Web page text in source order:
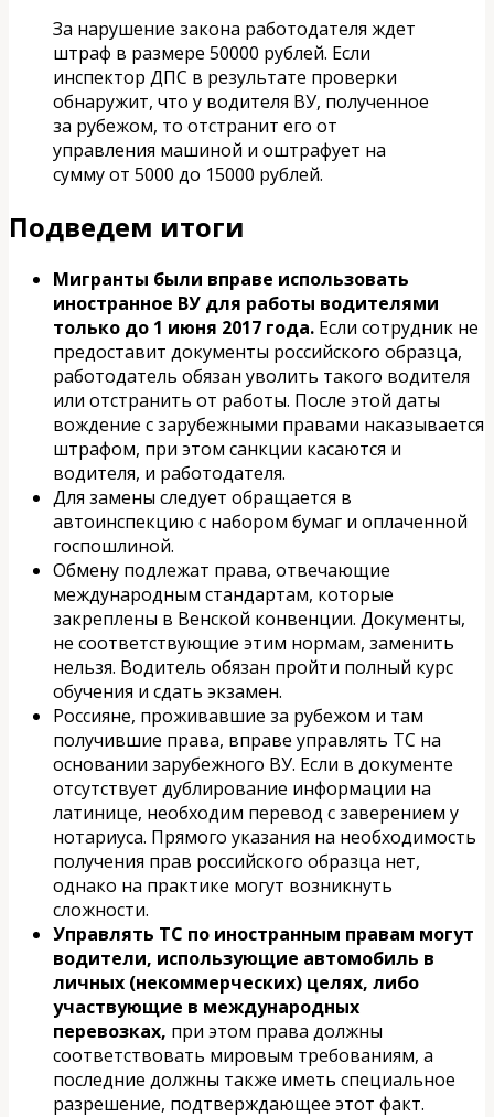
За нарушение закона работодателя ждет
штраф в размере 50000 рублей. Если
инспектор ДПС в результате проверки
обнаружит, что у водителя ВУ, полученное
за рубежом, то отстранит его от
управления машиной и оштрафует на
сумму от 5000 до 15000 рублей.
Подведем итоги
Мигранты были вправе использовать
иностранное ВУ для работы водителями
только до 1 июня 2017 года. Если сотрудник не
предоставит документы российского образца,
работодатель обязан уволить такого водителя
или отстранить от работы. После этой даты
вождение с зарубежными правами наказывается
штрафом, при этом санкции касаются и
водителя, и работодателя.
Для замены следует обращается в
автоинспекцию с набором бумаг и оплаченной
госпошлиной.
Обмену подлежат права, отвечающие
международным стандартам, которые
закреплены в Венской конвенции. Документы,
не соответствующие этим нормам, заменить
нельзя. Водитель обязан пройти полный курс
обучения и сдать экзамен.
Россияне, проживавшие за рубежом и там
получившие права, вправе управлять ТС на
основании зарубежного ВУ. Если в документе
отсутствует дублирование информации на
латинице, необходим перевод с заверением у
нотариуса. Прямого указания на необходимость
получения прав российского образца нет,
однако на практике могут возникнуть
сложности.
Управлять ТС по иностранным правам могут
водители, использующие автомобиль в
личных (некоммерческих) целях, либо
участвующие в международных
перевозках, при этом права должны
соответствовать мировым требованиям, а
последние должны также иметь специальное
разрешение, подтверждающее этот факт.